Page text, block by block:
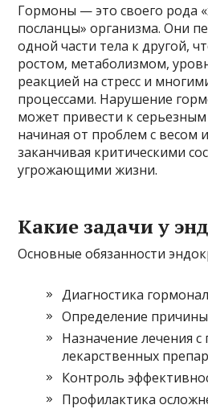
Гормоны — это своего рода
посланцы» организма. Они
одной части тела к другой,
ростом, метаболизмом,
реакцией на стресс и
процессами. Нарушение
может привести к
начиная от проблем с весом
заканчивая критическими
угрожающими жизни.
Какие задачи у
Основные обязанности
Диагностика
Определение
Назначение лечения
лекарственных
Контроль
Профилактика